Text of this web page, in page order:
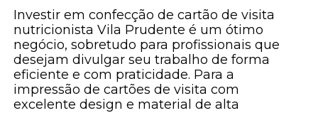
Investir em confecção de cartão de visita
nutricionista Vila Prudente é um ótimo
negócio, sobretudo para profissionais que
desejam divulgar seu trabalho de forma
eficiente e com praticidade. Para a
impressão de cartões de visita com
excelente design e material de alta